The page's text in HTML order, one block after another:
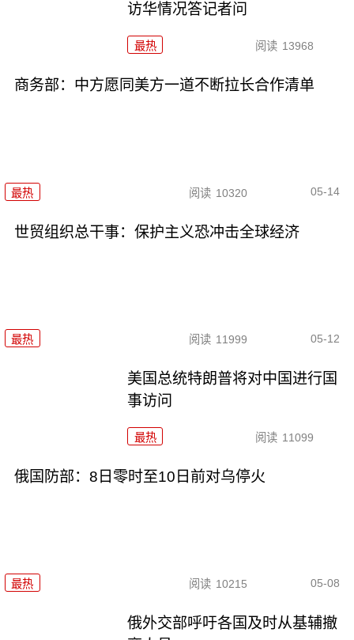
访华情况答记者问
最热 阅读 13968
商务部：中方愿同美方一道不断拉长合作清单
最热 阅读 10320 05-14
世贸组织总干事：保护主义恐冲击全球经济
最热 阅读 11999 05-12
美国总统特朗普将对中国进行国
事访问
最热 阅读 11099
俄国防部：8日零时至10日前对乌停火
最热 阅读 10215 05-08
俄外交部呼吁各国及时从基辅撤